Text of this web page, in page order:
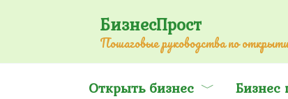
БизнесПрост
Пошаговые руководства по
Открыть бизнес Бизнес